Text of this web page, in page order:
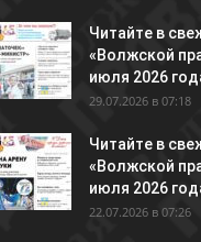
Читайте в
«Волжской
июля 2026
29.07.2026 в 07:18
Читайте в
«Волжской
июля 2026
22.07.2026 в 07:26